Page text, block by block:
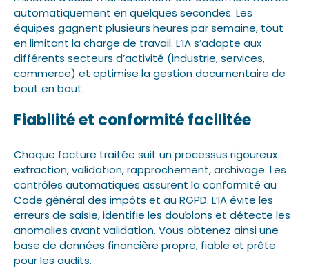
automatiquement en quelques secondes. Les
équipes gagnent plusieurs heures par semaine, tout
en limitant la charge de travail. L’IA s’adapte aux
différents secteurs d’activité (industrie, services,
commerce) et optimise la gestion documentaire de
bout en bout.
Fiabilité et conformité facilitée
Chaque facture traitée suit un processus rigoureux :
extraction, validation, rapprochement, archivage. Les
contrôles automatiques assurent la conformité au
Code général des impôts et au RGPD. L’IA évite les
erreurs de saisie, identifie les doublons et détecte les
anomalies avant validation. Vous obtenez ainsi une
base de données financière propre, fiable et prête
pour les audits.